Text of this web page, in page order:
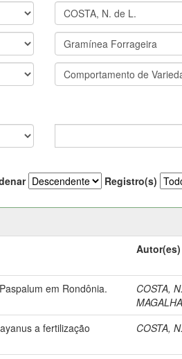
Registro(s)
Autor(es)
em Rondônia. COSTA,
a fertilização
COSTA,